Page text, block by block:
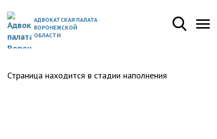
АДВОКАТСКАЯ ПАЛАТА
ВОРОНЕЖСКОЙ
ОБЛАСТИ
Страница находится в стадии наполнения